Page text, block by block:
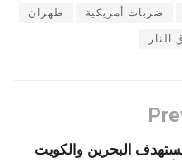
ضربات أمريكية طهران
يستهدف البحرين والكويت